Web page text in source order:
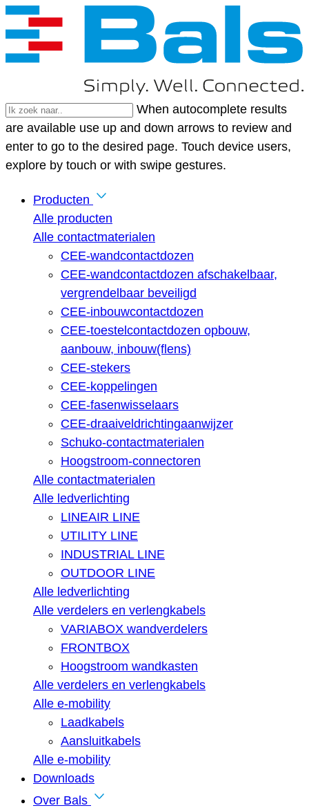
When autocomplete results
are available use up and down arrows to review and
enter to go to the desired page. Touch device users,
explore by touch or with swipe gestures.
Producten
Alle producten
Alle contactmaterialen
CEE-wandcontactdozen
CEE-wandcontactdozen afschakelbaar,
vergrendelbaar beveiligd
CEE-inbouwcontactdozen
CEE-toestelcontactdozen opbouw,
aanbouw, inbouw(flens)
CEE-stekers
CEE-koppelingen
CEE-fasenwisselaars
CEE-draaiveldrichtingaanwijzer
Schuko-contactmaterialen
Hoogstroom-connectoren
Alle contactmaterialen
Alle ledverlichting
LINEAIR LINE
UTILITY LINE
INDUSTRIAL LINE
OUTDOOR LINE
Alle ledverlichting
Alle verdelers en verlengkabels
VARIABOX wandverdelers
FRONTBOX
Hoogstroom wandkasten
Alle verdelers en verlengkabels
Alle e-mobility
Laadkabels
Aansluitkabels
Alle e-mobility
Downloads
Over Bals